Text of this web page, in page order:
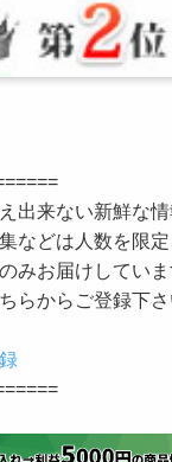
出来ない新鮮な情
などは人数を限
みお届けしていま
らからご登録下さ